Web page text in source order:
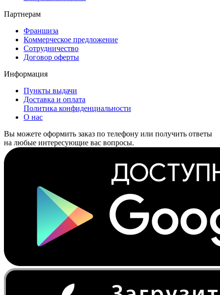
Партнерам
Франшиза
Коммерческое предложение
Сотрудничество
Договор оферты
Информация
Пункты выдачи
Доставка и оплата
Политика конфиденциальности
О нас
Вы можете оформить заказ по телефону или получить ответы
на любые интересующие вас вопросы.